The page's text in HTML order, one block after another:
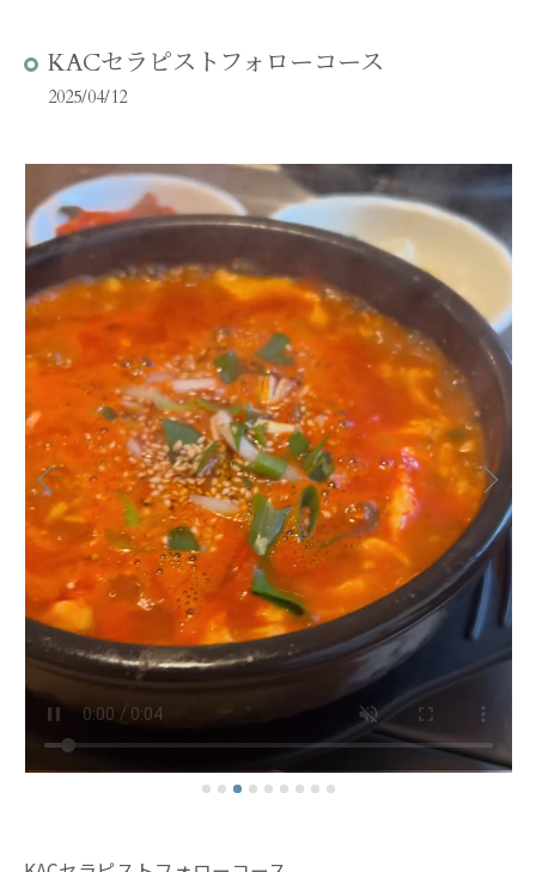
KACセラピストフォローコース
2025/04/12